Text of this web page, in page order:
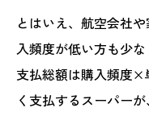
とはいえ、航空会社
入頻度が低い方も少な
支払総額は購入頻度×
く支払するスーパー